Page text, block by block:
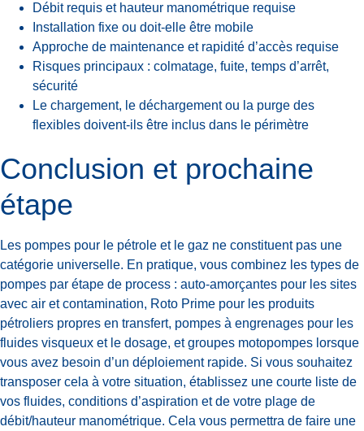
Débit requis et hauteur manométrique requise
Installation fixe ou doit-elle être mobile
Approche de maintenance et rapidité d’accès requise
Risques principaux : colmatage, fuite, temps d’arrêt,
sécurité
Le chargement, le déchargement ou la purge des
flexibles doivent-ils être inclus dans le périmètre
Conclusion et prochaine
étape
Les pompes pour le pétrole et le gaz ne constituent pas une
catégorie universelle. En pratique, vous combinez les types de
pompes par étape de process : auto-amorçantes pour les sites
avec air et contamination, Roto Prime pour les produits
pétroliers propres en transfert, pompes à engrenages pour les
fluides visqueux et le dosage, et groupes motopompes lorsque
vous avez besoin d’un déploiement rapide. Si vous souhaitez
transposer cela à votre situation, établissez une courte liste de
vos fluides, conditions d’aspiration et de votre plage de
débit/hauteur manométrique. Cela vous permettra de faire une